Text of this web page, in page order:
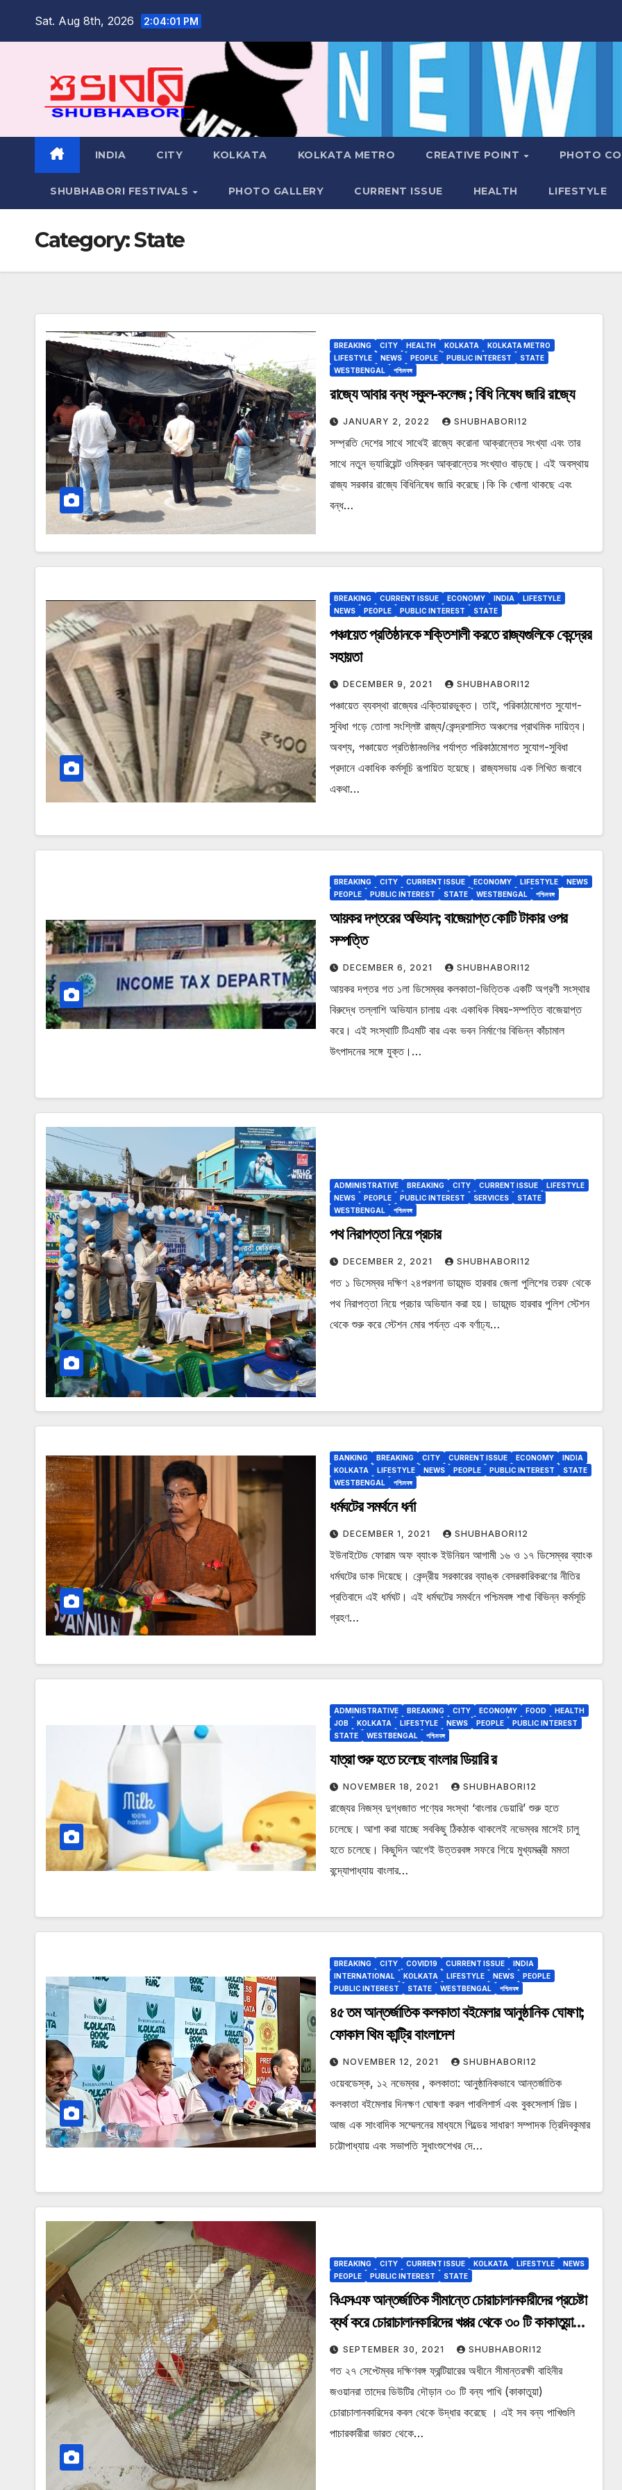
Sat. Aug 8th, 2026 2:04:02 PM
INDIA CITY KOLKATA KOLKATA METRO CREATIVE POINT PHOTO
SHUBHABORI FESTIVALS PHOTO GALLERY CURRENT ISSUE HEALTH LIFESTYLE
Category:State
BREAKING CITY HEALTH KOLKATA
KOLKATA METRO
LIFESTYLE
NEWS PEOPLE PUBLIC INTEREST
STATE
WESTBENGAL
পশ্চিমবঙ্গ
রাজ্যে আবার বন্ধ স্কুল-কলেজ ; বিধি নিষেধ জারি রাজ্যে
JANUARY 2, 2022 SHUBHABORI12
সম্প্রতি দেশের সাথে সাথেই রাজ্যে করোনা আক্রান্তের সংখ্যা এবং তার
সাথে নতুন ভ্যারিয়েন্ট ওমিক্রন আক্রান্তের সংখ্যাও বাড়ছে। এই অবস্থায়
রাজ্য সরকার রাজ্যে বিধিনিষেধ জারি করেছে।কি কি খোলা থাকছে এবং
বন্ধ…
BREAKING CURRENT ISSUE ECONOMY INDIA
LIFESTYLE
NEWS
PEOPLE PUBLIC INTEREST STATE
পঞ্চায়েত প্রতিষ্ঠানকে শক্তিশালী করতে রাজ্যগুলিকে কেন্দ্রের
সহায়তা
DECEMBER 9, 2021 SHUBHABORI12
পঞ্চায়েত ব্যবস্থা রাজ্যের এক্তিয়ারভুক্ত। তাই, পরিকাঠামোগত সুযোগ-
সুবিধা গড়ে তোলা সংশ্লিষ্ট রাজ্য/কেন্দ্রশাসিত অঞ্চলের প্রাথমিক দায়িত্ব।
অবশ্য, পঞ্চায়েত প্রতিষ্ঠানগুলির পর্যাপ্ত পরিকাঠামোগত সুযোগ-সুবিধা
প্রদানে একাধিক কর্মসূচি রূপায়িত হয়েছে। রাজ্যসভায় এক লিখিত জবাবে
একথা…
BREAKING CITY CURRENT ISSUE ECONOMY LIFESTYLE
NEWS
PEOPLE
PUBLIC INTEREST STATE WESTBENGAL পশ্চিমবঙ্গ
আয়কর দপ্তরের অভিযান; বাজেয়াপ্ত কোটি টাকার ওপর
সম্পত্তি
DECEMBER 6, 2021 SHUBHABORI12
আয়কর দপ্তর গত ১লা ডিসেম্বর কলকাতা-ভিত্তিক একটি অগ্রণী সংস্থার
বিরুদ্ধে তল্লাশি অভিযান চালায় এবং একাধিক বিষয়-সম্পত্তি বাজেয়াপ্ত
করে। এই সংস্থাটি টিএমটি বার এবং ভবন নির্মাণের বিভিন্ন কাঁচামাল
উৎপাদনের সঙ্গে যুক্ত।…
ADMINISTRATIVE BREAKING CITY CURRENT ISSUE
LIFESTYLE
NEWS
PEOPLE PUBLIC INTEREST SERVICES
STATE
WESTBENGAL
পশ্চিমবঙ্গ
পথ নিরাপত্তা নিয়ে প্রচার
DECEMBER 2, 2021 SHUBHABORI12
গত ১ ডিসেম্বর দক্ষিণ ২৪পরগনা ডায়মন্ড হারবার জেলা পুলিশের তরফ থেকে
পথ নিরাপত্তা নিয়ে প্রচার অভিযান করা হয়। ডায়মন্ড হারবার পুলিশ স্টেশন
থেকে শুরু করে স্টেশন মোর পর্যন্ত এক বর্ণাঢ্য…
BANKING BREAKING CITY CURRENT ISSUE ECONOMY
INDIA
KOLKATA
LIFESTYLE NEWS PEOPLE PUBLIC INTEREST
STATE
WESTBENGAL
পশ্চিমবঙ্গ
ধর্মঘটের সমর্থনে ধর্না
DECEMBER 1, 2021 SHUBHABORI12
ইউনাইটেড ফোরাম অফ ব্যাংক ইউনিয়ন আগামী ১৬ ও ১৭ ডিসেম্বর ব্যাংক
ধর্মঘটের ডাক দিয়েছে। কেন্দ্রীয় সরকারের ব্যাঙ্ক বেসরকারিকরণের নীতির
প্রতিবাদে এই ধর্মঘট। এই ধর্মঘটের সমর্থনে পশ্চিমবঙ্গ শাখা বিভিন্ন কর্মসূচি
গ্রহণ…
ADMINISTRATIVE BREAKING CITY ECONOMY FOOD
HEALTH
JOB
KOLKATA LIFESTYLE NEWS PEOPLE
PUBLIC INTEREST
STATE
WESTBENGAL পশ্চিমবঙ্গ
যাত্রা শুরু হতে চলেছে বাংলার ডিয়ারি র
NOVEMBER 18, 2021 SHUBHABORI12
রাজ্যের নিজস্ব দুগ্ধজাত পণ্যের সংস্থা ‘বাংলার ডেয়ারি’ শুরু হতে
চলেছে। আশা করা যাচ্ছে সবকিছু ঠিকঠাক থাকলেই নভেম্বর মাসেই চালু
হতে চলেছে। কিছুদিন আগেই উত্তরবঙ্গ সফরে গিয়ে মুখ্যমন্ত্রী মমতা
বন্দ্যোপাধ্যায় বাংলার…
BREAKING CITY COVID19 CURRENT ISSUE
INDIA
INTERNATIONAL
KOLKATA LIFESTYLE NEWS
PEOPLE
PUBLIC INTEREST
STATE WESTBENGAL পশ্চিমবঙ্গ
৪৫ তম আন্তর্জাতিক কলকাতা বইমেলার আনুষ্ঠানিক ঘোষণা;
ফোকাল থিম কান্ট্রি বাংলাদেশ
NOVEMBER 12, 2021 SHUBHABORI12
ওয়েবডেস্ক, ১২ নভেম্বর , কলকাতা: আনুষ্ঠানিকভাবে আন্তর্জাতিক
কলকাতা বইমেলার দিনক্ষণ ঘোষণা করল পাবলিশার্স এবং বুকসেলার্স গিল্ড।
আজ এক সাংবাদিক সম্মেলনের মাধ্যমে গিল্ডের সাধারণ সম্পাদক ত্রিদিবকুমার
চট্টোপাধ্যায় এবং সভাপতি সুধাংশুশেখর দে…
BREAKING CITY CURRENT ISSUE KOLKATA LIFESTYLE
NEWS
PEOPLE
PUBLIC INTEREST STATE
বিএসএফ আন্তর্জাতিক সীমান্তে চোরাচালানকারীদের প্রচেষ্টা
ব্যর্থ করে চোরাচালানকারিদের খপ্পর থেকে ৩০ টি কাকাতুয়া
উদ্ধার করেছে
SEPTEMBER 30, 2021 SHUBHABORI12
গত ২৭ সেপ্টেম্বর দক্ষিণবঙ্গ ফ্রন্টিয়ারের অধীনে সীমান্তরক্ষী বাহিনীর
জওয়ানরা তাদের ডিউটির দৌড়ান ৩০ টি বন্য পাখি (কাকাতুয়া)
চোরাচালানকারিদের কবল থেকে উদ্ধার করেছে । এই সব বন্য পাখিগুলি
পাচারকারীরা ভারত থেকে…